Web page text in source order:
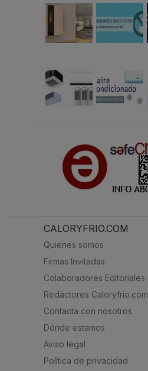
CALORYFRIO.COM
Quienes somos
Firmas Invitadas
Colaboradores Editoriales
Redactores Caloryfrio.com
Contacta con nosotros
Dónde estamos
Aviso legal
Política de privacidad